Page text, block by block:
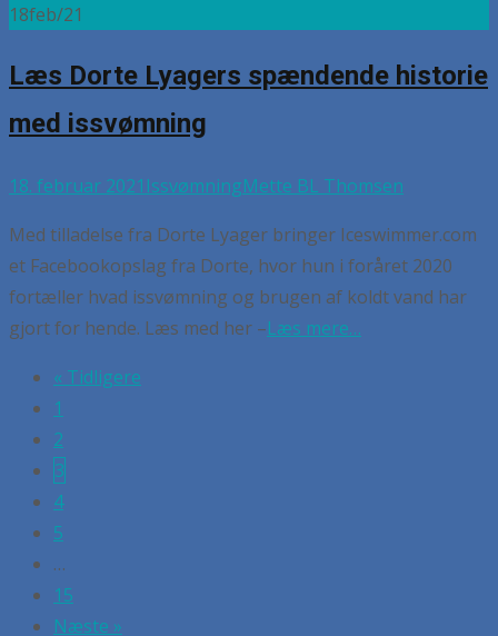
18feb/21
Læs Dorte Lyagers spændende historie
med issvømning
18. februar 2021 IssvømningMette BL Thomsen
Med tilladelse fra Dorte Lyager bringer Iceswimmer.com
et Facebookopslag fra Dorte, hvor hun i foråret 2020
fortæller hvad issvømning og brugen af koldt vand har
gjort for hende. Læs med her –Læs mere…
Posts
navigation
« Tidligere
1
2
3
4
5
…
15
Næste »